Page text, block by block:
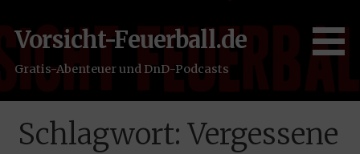
Inhalt
springen
Vorsicht-Feuerball.de
Gratis-Abenteuer und DnD-Podcasts
Schlagwort: Vergessene